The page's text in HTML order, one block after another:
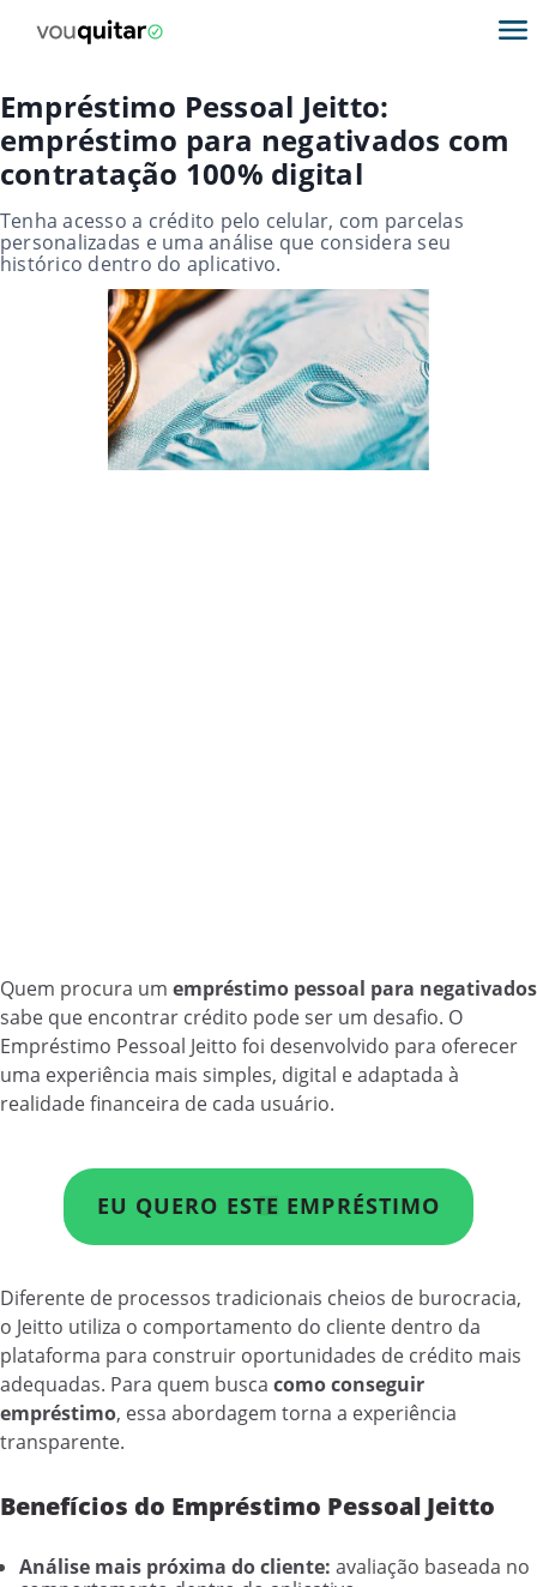
Empréstimo Pessoal Jeitto:
empréstimo para negativados com
contratação 100% digital
Tenha acesso a crédito pelo celular, com parcelas
personalizadas e uma análise que considera seu
histórico dentro do aplicativo.
Quem procura um empréstimo pessoal para negativados
sabe que encontrar crédito pode ser um desafio. O
Empréstimo Pessoal Jeitto foi desenvolvido para oferecer
uma experiência mais simples, digital e adaptada à
realidade financeira de cada usuário.
EU QUERO ESTE EMPRÉSTIMO
Diferente de processos tradicionais cheios de burocracia,
o Jeitto utiliza o comportamento do cliente dentro da
plataforma para construir oportunidades de crédito mais
adequadas. Para quem busca como conseguir
empréstimo, essa abordagem torna a experiência
transparente.
Benefícios do Empréstimo Pessoal Jeitto
Análise mais próxima do cliente: avaliação baseada no